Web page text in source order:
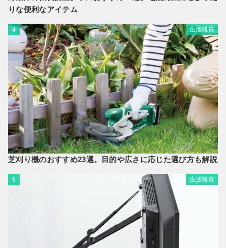
りな便利なアイテム
4 生活雑貨
芝刈り機のおすすめ23選。目的や広さに応じた選び方も解説
5 生活雑貨